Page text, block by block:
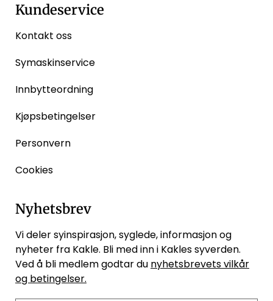
Kundeservice
Kontakt oss
Symaskinservice
Innbytteordning
Kjøpsbetingelser
Personvern
Cookies
Nyhetsbrev
Vi deler syinspirasjon, syglede, informasjon og
nyheter fra Kakle. Bli med inn i Kakles syverden.
Ved å bli medlem godtar du nyhetsbrevets vilkår
og betingelser.